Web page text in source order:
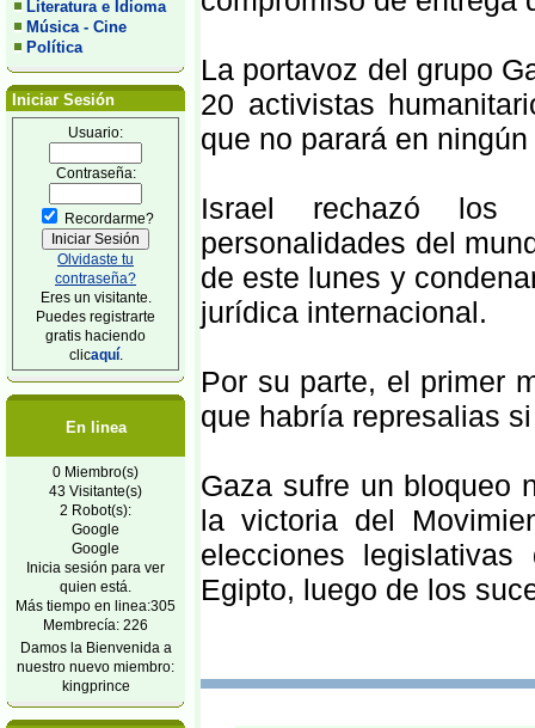
Literatura e Idioma
Música - Cine
Política
Iniciar Sesión
Usuario:
Contraseña:
Recordarme?
Olvidaste tu
contraseña?
Eres un visitante.
Puedes registrarte
gratis haciendo
clicaquí.
En linea
0 Miembro(s)
43 Visitante(s)
2 Robot(s):
Google
Google
Inicia sesión para ver
quien está.
Más tiempo en linea:305
Membrecía: 226
Damos la Bienvenida a
nuestro nuevo miembro:
kingprince
La portavoz del grupo
20 activistas
que no parará en
Israel rechazó los
personalidades del
de este lunes y
jurídica internacional.
Por su parte, el primer
que habría represalias
Gaza sufre un bloqueo
la victoria del
elecciones
Egipto, luego de los